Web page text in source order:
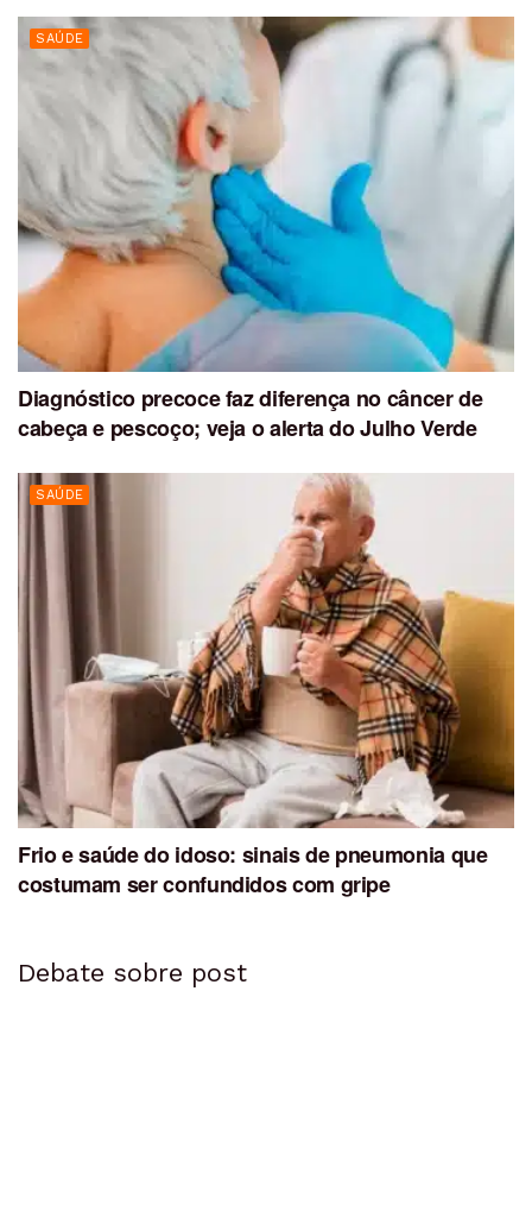
SAÚDE
Diagnóstico precoce faz diferença no câncer de
cabeça e pescoço; veja o alerta do Julho Verde
SAÚDE
Frio e saúde do idoso: sinais de pneumonia que
costumam ser confundidos com gripe
Debate sobre post